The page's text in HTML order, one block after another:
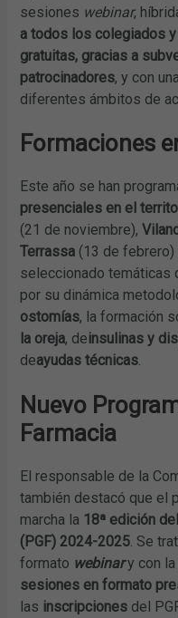
sesiones webinar,
a todos los colegiados
gratuitas, gracias a
patrocinadores, y con
diferentes ámbitos de
Formaciones
Este año se han
presenciales en el
(21 de noviembre),
Terrassa (13 de
seleccionado temáticas
por su dinámica
ostomías, la formación
la oreja, deinsulinas y
deayudas técnicas.
Nuevo
Farmacia
El responsable de la
también destacó que el
marcha la 18ª edición
(PGF) 2024-2025. Se
formato webinary con la
sesiones en formato
las inscripciones del